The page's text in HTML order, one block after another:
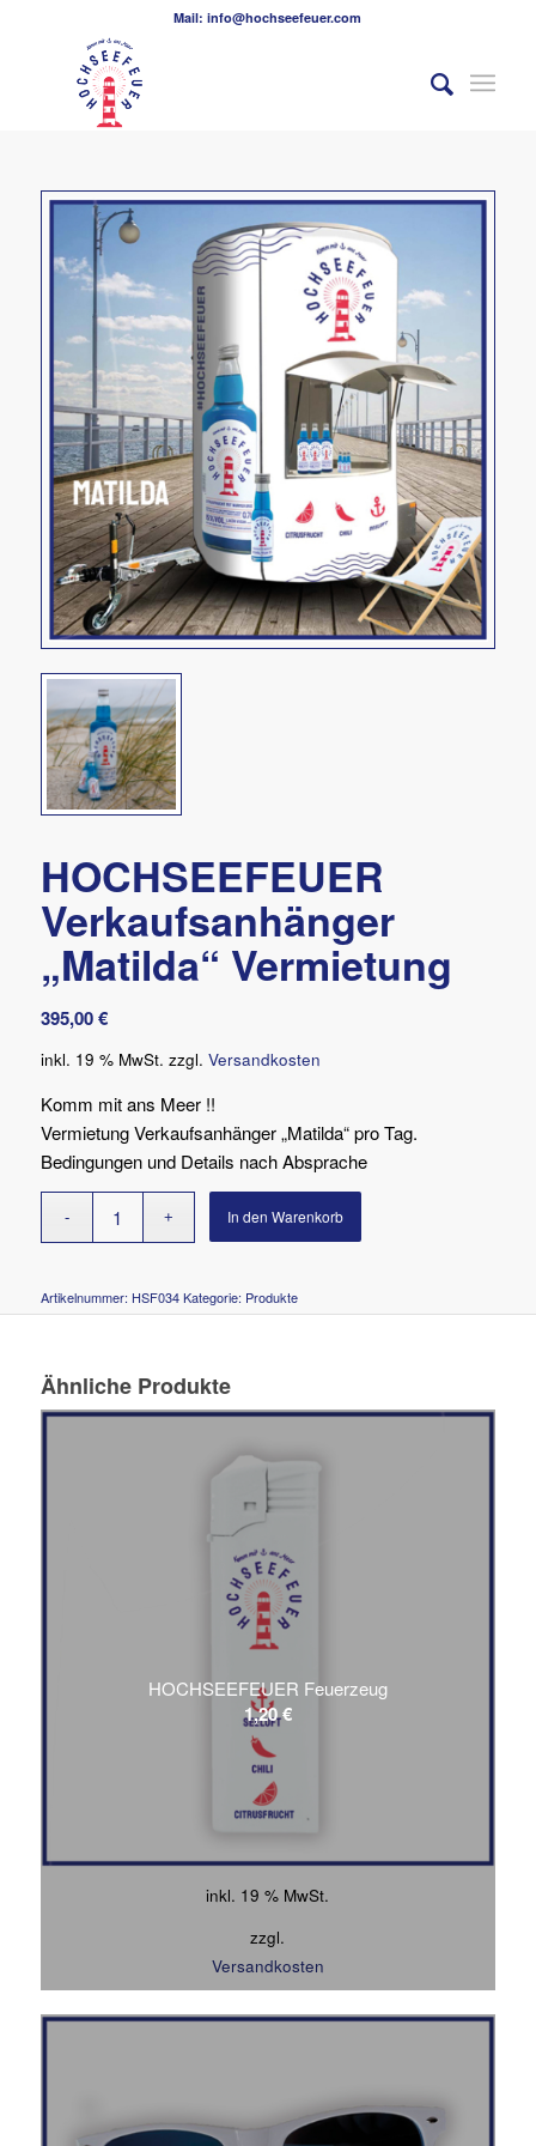
Mail: info@hochseefeuer.com
HOCHSEEFEUER
Verkaufsanhänger
„Matilda“ Vermietung
395,00€
inkl. 19 % MwSt. zzgl. Versandkosten
Komm mit ans Meer !!
Vermietung Verkaufsanhänger „Matilda“ pro Tag.
Bedingungen und Details nach Absprache
In den Warenkorb
Artikelnummer: HSF034 Kategorie: Produkte
Ähnliche Produkte
HOCHSEEFEUER Feuerzeug
1,20€
inkl. 19 % MwSt.
zzgl.
Versandkosten